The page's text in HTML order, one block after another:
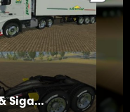
Volvo FH16 & Kroeger SRB35 & SigaDUO uneal